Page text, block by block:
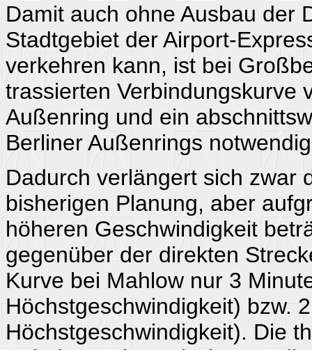
Damit auch ohne Ausbau der
Stadtgebiet der Airport-
verkehren kann, ist bei
trassierten Verbindungskurve
Außenring und ein
Berliner Außenrings
Dadurch verlängert sich zwar
bisherigen Planung, aber
höheren Geschwindigkeit
gegenüber der direkten
Kurve bei Mahlow nur 3
Höchstgeschwindigkeit) bzw.
Höchstgeschwindigkeit). Die